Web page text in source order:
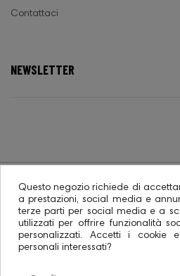
Contattaci
NEWSLETTER
© 2026 - Ecommerce
Questo negozio richiede di
a prestazioni, social media e
terze parti per social media e a
utilizzati per offrire funzionalità
personalizzati. Accetti i cookie
personali interessati?